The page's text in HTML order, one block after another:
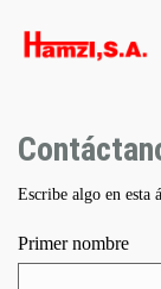
Escribe algo en esta
Primer nombre